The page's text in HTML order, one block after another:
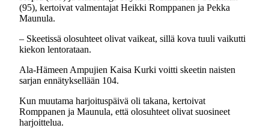
(95), kertoivat valmentajat Heikki Romppanen ja Pekka
Maunula.
– Skeetissä olosuhteet olivat vaikeat, sillä kova tuuli vaikutti
kiekon lentorataan.
Ala-Hämeen Ampujien Kaisa Kurki voitti skeetin naisten
sarjan ennätyksellään 104.
Kun muutama harjoituspäivä oli takana, kertoivat
Romppanen ja Maunula, että olosuhteet olivat suosineet
harjoittelua.